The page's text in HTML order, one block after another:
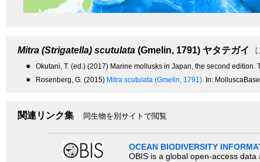
Mitra (Strigatella) scutulata (Gmelin, 1791) ヤタテガイ
● Okutani, T. (ed.) (2017) Marine mollusks in Japan, the second
● Rosenberg, G. (2015) Mitra scutulata (Gmelin, 1791). In:
関連リンク集 同生物を別サイトで閲覧
OCEAN BIODIVERSITY
OBIS is a global open-access